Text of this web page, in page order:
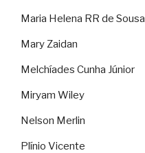
Maria Helena RR de Sousa
Mary Zaidan
Melchíades Cunha Júnior
Miryam Wiley
Nelson Merlin
Plínio Vicente